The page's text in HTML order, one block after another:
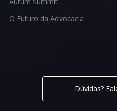
O Futuro da Advocacia
Dúvidas?